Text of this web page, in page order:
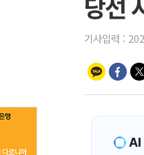
기사입력 :
AI